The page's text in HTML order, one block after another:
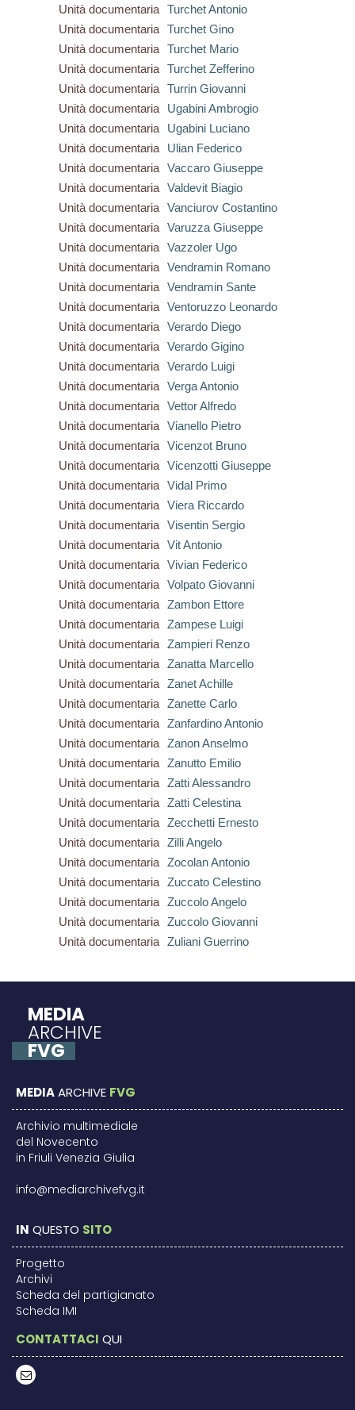
Unità documentaria
Turchet Antonio
Unità documentaria
Turchet Gino
Unità documentaria
Turchet Mario
Unità documentaria
Turchet Zefferino
Unità documentaria
Turrin Giovanni
Unità documentaria
Ugabini Ambrogio
Unità documentaria
Ugabini Luciano
Unità documentaria
Ulian Federico
Unità documentaria
Vaccaro Giuseppe
Unità documentaria
Valdevit Biagio
Unità documentaria
Vanciurov Costantino
Unità documentaria
Varuzza Giuseppe
Unità documentaria
Vazzoler Ugo
Unità documentaria
Vendramin Romano
Unità documentaria
Vendramin Sante
Unità documentaria
Ventoruzzo Leonardo
Unità documentaria
Verardo Diego
Unità documentaria
Verardo Gigino
Unità documentaria
Verardo Luigi
Unità documentaria
Verga Antonio
Unità documentaria
Vettor Alfredo
Unità documentaria
Vianello Pietro
Unità documentaria
Vicenzot Bruno
Unità documentaria
Vicenzotti Giuseppe
Unità documentaria
Vidal Primo
Unità documentaria
Viera Riccardo
Unità documentaria
Visentin Sergio
Unità documentaria
Vit Antonio
Unità documentaria
Vivian Federico
Unità documentaria
Volpato Giovanni
Unità documentaria
Zambon Ettore
Unità documentaria
Zampese Luigi
Unità documentaria
Zampieri Renzo
Unità documentaria
Zanatta Marcello
Unità documentaria
Zanet Achille
Unità documentaria
Zanette Carlo
Unità documentaria
Zanfardino Antonio
Unità documentaria
Zanon Anselmo
Unità documentaria
Zanutto Emilio
Unità documentaria
Zatti Alessandro
Unità documentaria
Zatti Celestina
Unità documentaria
Zecchetti Ernesto
Unità documentaria
Zilli Angelo
Unità documentaria
Zocolan Antonio
Unità documentaria
Zuccato Celestino
Unità documentaria
Zuccolo Angelo
Unità documentaria
Zuccolo Giovanni
Unità documentaria
Zuliani Guerrino
MEDIA
ARCHIVE
FVG
MEDIAARCHIVE FVG
Archivio multimediale
del Novecento
in Friuli Venezia Giulia
info@mediarchivefvg.it
IN QUESTO SITO
Progetto
Archivi
Scheda del partigianato
Scheda IMI
CONTATTACI QUI